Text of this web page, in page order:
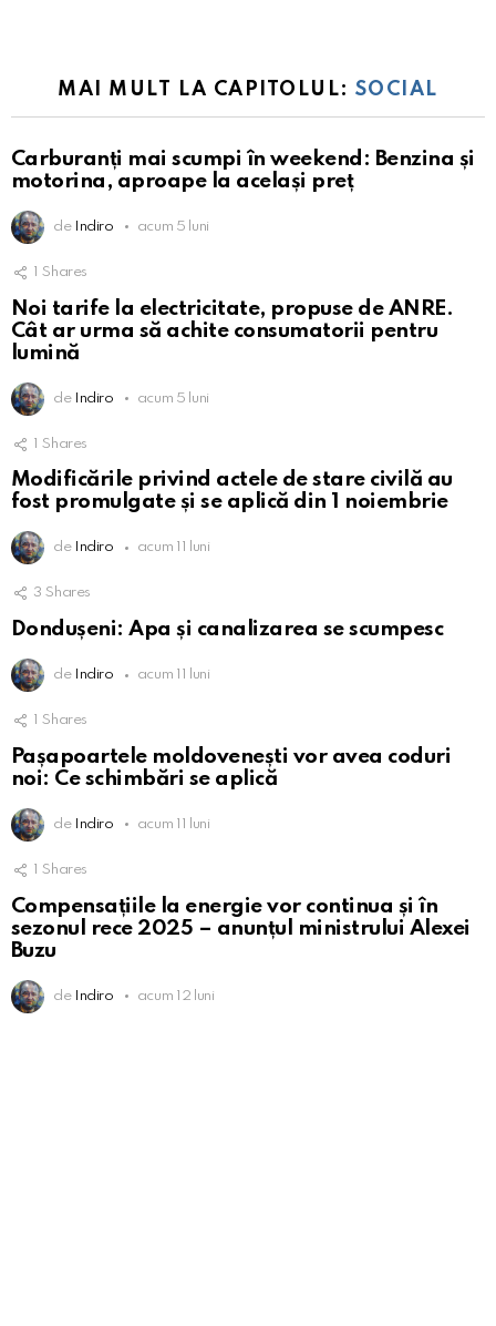
MAI MULT LA CAPITOLUL: SOCIAL
Carburanți mai scumpi în weekend: Benzina și
motorina, aproape la același preț
de Indiro acum 5 luni
1 Shares
Noi tarife la electricitate, propuse de ANRE.
Cât ar urma să achite consumatorii pentru
lumină
de Indiro acum 5 luni
1 Shares
Modificările privind actele de stare civilă au
fost promulgate și se aplică din 1 noiembrie
de Indiro acum 11 luni
3 Shares
Dondușeni: Apa și canalizarea se scumpesc
de Indiro acum 11 luni
Shares
Pașapoartele moldovenești vor avea coduri
noi: Ce schimbări se aplică
de Indiro acum 11 luni
1 Shares
Compensațiile la energie vor continua și în
sezonul rece 2025 – anunțul ministrului Alexei
Buzu
de Indiro acum 12 luni